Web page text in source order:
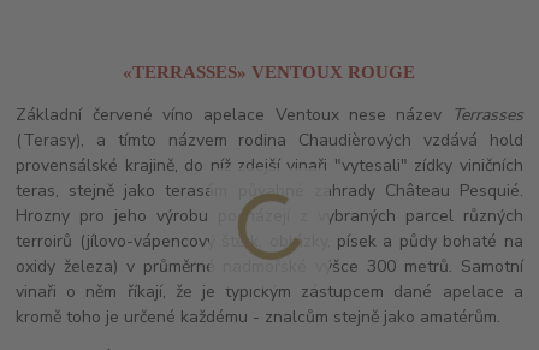
«TERRASSES» VENTOUX ROUGE
Základní červené víno apelace Ventoux nese název Terrasses
(Terasy), a tímto názvem rodina Chaudièrových vzdává hold
provensálské krajině, do níž zdejší vinaři "vytesali" zídky viničních
teras, stejně jako terasám půvabné zahrady Château Pesquié.
Hrozny pro jeho výrobu pocházejí z vybraných parcel různých
terroirů (jílovo-vápencový štěrk, oblázky, písek a půdy bohaté na
oxidy železa) v průměrné nadmořské výšce 300 metrů. Samotní
vinaři o něm říkají, že je typickým zástupcem dané apelace a
kromě toho je určené každému - znalcům stejně jako amatérům.